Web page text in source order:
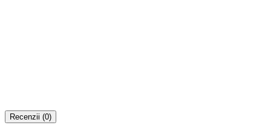
Recenzii (0)